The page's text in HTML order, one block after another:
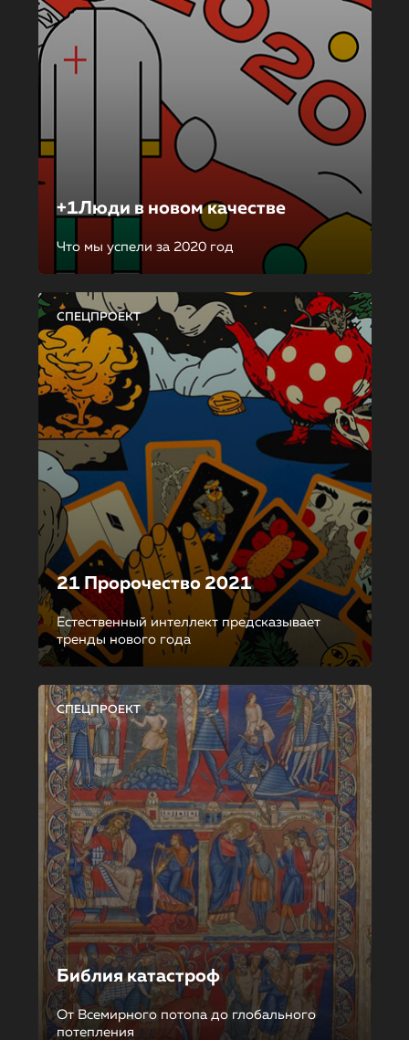
+1Люди в новом качестве
Что мы успели за 2020 год
СПЕЦПРОЕКТ
21 Пророчество 2021
Естественный интеллект предсказывает
тренды нового года
СПЕЦПРОЕКТ
Библия катастроф
От Всемирного потопа до глобального
потепления